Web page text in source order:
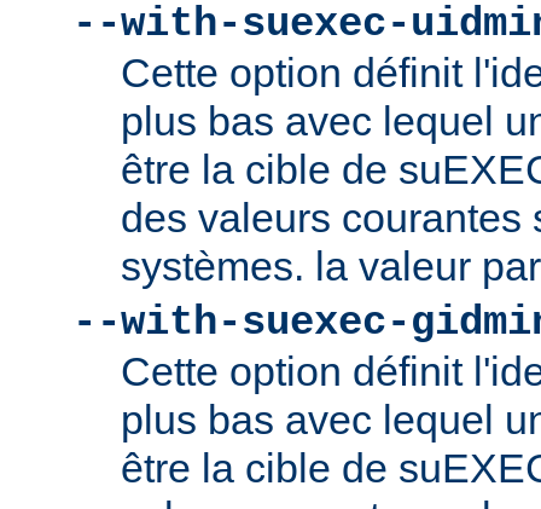
--with-suexec-
Cette option définit
plus bas avec lequel
être la cible de
des valeurs courantes
systèmes. la valeur
--with-suexec-
Cette option définit
plus bas avec lequel
être la cible de